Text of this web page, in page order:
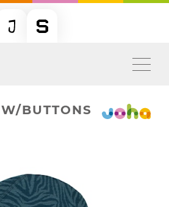
BUTTONS